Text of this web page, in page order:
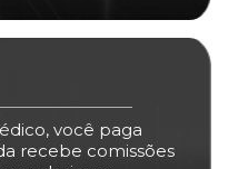
você paga
recebe comissões